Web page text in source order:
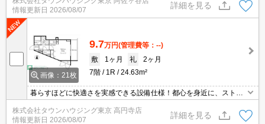
情報更新日 2026/08/07
詳細を見る
画像：21枚
9.7万円(管理費等：--)
敷
1ヶ月 礼
2ヶ月
7階
1R 24.63m²
暮らすほどに快適さを実感できる設備仕様！都心を身近に、ストレ
スフリーな暮らしを楽しむ！住むほどに愛着が深まる暮らしやすい
街！！
株式会社タウンハウジング東京 高円寺店
情報更新日 2026/08/07
詳細を見る